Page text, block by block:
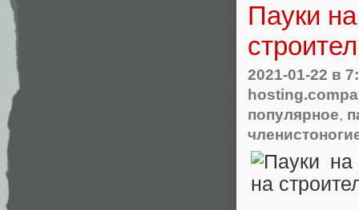
Пауки
2021-01-22 в
популярное,